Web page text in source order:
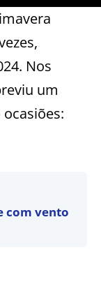
Nos
um
com vento